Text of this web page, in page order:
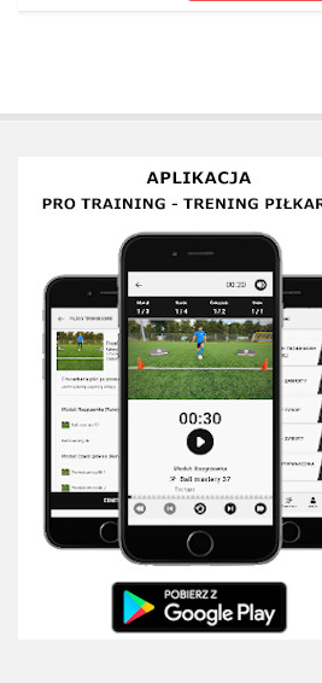
Plan treningowy szybkość i dynamika
Plany treningowe
Aplikacja Pro Training
Sprzęt treningowy
Kontakt
O nas
Od autorów
Kontakt